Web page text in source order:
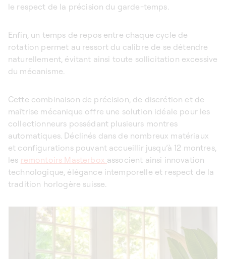
le respect de la précision du garde-temps.
Enfin, un temps de repos entre chaque cycle de
rotation permet au ressort du calibre de se détendre
naturellement, évitant ainsi toute sollicitation excessive
du mécanisme.
Cette combinaison de précision, de discrétion et de
maîtrise mécanique offre une solution idéale pour les
collectionneurs possédant plusieurs montres
automatiques. Déclinés dans de nombreux matériaux
et configurations pouvant accueillir jusqu’à 12 montres,
les remontoirs Masterbox associent ainsi innovation
technologique, élégance intemporelle et respect de la
tradition horlogère suisse.